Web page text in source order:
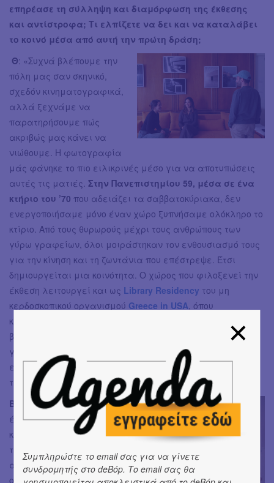
επηρέασε τη σύλληψη και διαμόρφωση της έκθεσης
και αντίστροφα; Τι ελπίζετε να δει και να καταλάβει
το κοινό μέσα από αυτή την πρώτη δράση;
Θ: «Συχνά βλέπουμε την
πόλη μας σαν σκηνικό,
σχεδόν κινηματογραφικά,
αλλά ξεχνάμε να
παρατηρήσουμε πώς
ακριβώς μας κάνει να
νιώθουμε. Η φωτογραφία
μάς φάνηκε το πιο ειλικρινές μέσο για να αποτυπώσεις
αυτές τις ματιές. Στην Πανεπιστημίου 59, μέσα σε ένα
κτήριο του ’70 που αδειάζει τα σαββατοκύριακα, δεν
ενεργοποιήσαμε μόνο έναν χώρο ξυπνήσαμε ολόκληρο το
κτίριο. Από τους θυρωρούς μέχρι τους ανθρώπους των
γύρω γραφείων, όλοι μοιράστηκαν τον ενθουσιασμό τους
για την κίνηση και τη ζωντάνια που επέστρεψε. Έτσι
δημιουργείται μια κοινότητα. Ο χώρος που φιλοξενεί την
έκθεση λειτουργεί και ως Library Residency του μη
κερδοσκοπικού οργανισμού Greece in USA , όπου
καλλιτέχνες από τις ΗΠΑ αντλούν έμπνευση από ένα
βιβλίο και δημιουργούν νέα έργα. Δεν είναι μια κλασική
γκαλερί· είναι ένας τόπος παραμονής, όχι απλώς
επίσκεψης, παρότι το ίδιο το κτίριο δεν ‘καλεί’ στην
τέχνη.»
Β
: «Η φωτογραφία είναι
ένα δημοκρατικό μέσο· όλοι
κρατάμε μια κάμερα στην
τσέπη μας. Μπορεί να
αποκαλύψει κάτι βαθιά
οικείο ή κάτι τελείως
Συμπληρώστε το email σας για να γίνετε
συνδρομητής στο deBόp. Το email σας θα